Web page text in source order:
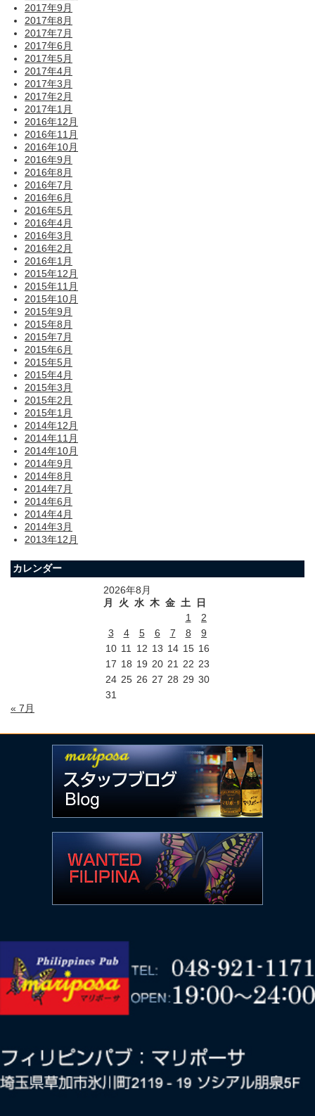
2017年9月
2017年8月
2017年7月
2017年6月
2017年5月
2017年4月
2017年3月
2017年2月
2017年1月
2016年12月
2016年11月
2016年10月
2016年9月
2016年8月
2016年7月
2016年6月
2016年5月
2016年4月
2016年3月
2016年2月
2016年1月
2015年12月
2015年11月
2015年10月
2015年9月
2015年8月
2015年7月
2015年6月
2015年5月
2015年4月
2015年3月
2015年2月
2015年1月
2014年12月
2014年11月
2014年10月
2014年9月
2014年8月
2014年7月
2014年6月
2014年4月
2014年3月
2013年12月
カレンダー
2026年8月
月
火 水 木 金 土
日
1
2
3
4 5 6 7 8
9
10 11 12 13 14 15 16
17 18 19 20 21 22 23
24 25 26 27 28 29 30
31
« 7月